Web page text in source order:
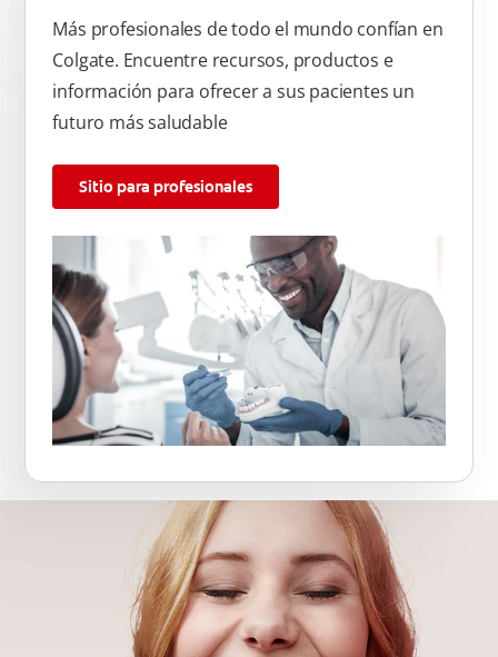
Más profesionales de todo el mundo confían en
Colgate. Encuentre recursos, productos e
información para ofrecer a sus pacientes un
futuro más saludable
Sitio para profesionales